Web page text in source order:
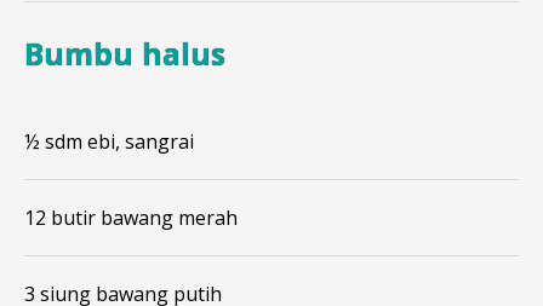
Bumbu halus
½ sdm ebi, sangrai
12 butir bawang merah
3 siung bawang putih